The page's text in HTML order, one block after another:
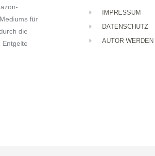
für
die
Entgelte
IMPRESSUM
DATENSCHUTZ
AUTOR WERDEN